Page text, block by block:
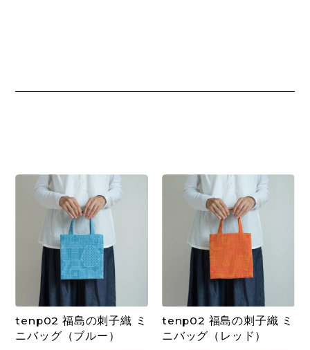
tenp02 福島の刺子織 ミ
ニバッグ（ブルー）
tenp02 福島の刺子織 ミ
ニバッグ（レッド）